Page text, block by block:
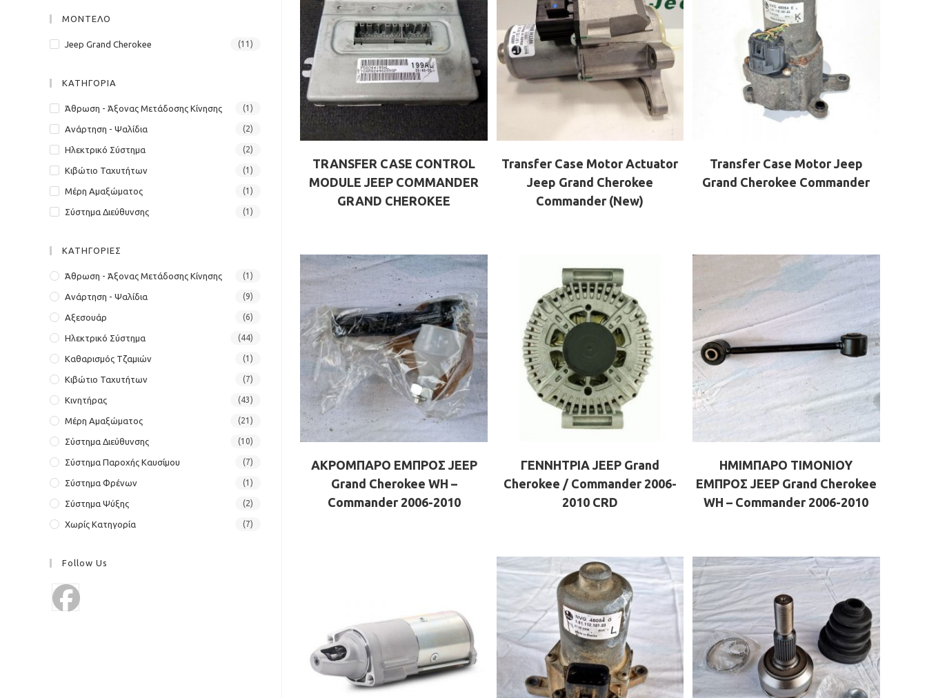
TRANSFER CASE CONTROL
MODULE JEEP COMMANDER
GRAND CHEROKEE
Transfer Case Motor Actuator
Jeep Grand Cherokee
Commander (New)
Transfer Case Motor Jeep
Grand Cherokee Commander
ΑΚΡΟΜΠΑΡΟ ΕΜΠΡΟΣ JEEP
Grand Cherokee WH –
Commander 2006-2010
ΓΕΝΝΗΤΡΙΑ JEEP Grand
Cherokee / Commander 2006-
2010 CRD
ΗΜΙΜΠΑΡΟ ΤΙΜΟΝΙΟΥ
ΕΜΠΡΟΣ JEEP Grand Cherokee
WH – Commander 2006-2010
ΜΟΝΤΕΛΟ
Jeep Grand Cherokee (11)
ΚΑΤΗΓΟΡΙΑ
Άθρωση - Άξονας Μετάδοσης Κίνησης (1)
Ανάρτηση - Ψαλίδια (2)
Ηλεκτρικό Σύστημα (2)
Κιβώτιο Ταχυτήτων (1)
Μέρη Αμαξώματος (1)
Σύστημα Διεύθυνσης (1)
ΚΑΤΗΓΟΡΙΕΣ
Άθρωση - Άξονας Μετάδοσης Κίνησης (1)
Ανάρτηση - Ψαλίδια (9)
Αξεσουάρ (6)
Ηλεκτρικό Σύστημα (44)
Καθαρισμός Τζαμιών (1)
Κιβώτιο Ταχυτήτων (7)
Κινητήρας (43)
Μέρη Αμαξώματος (21)
Σύστημα Διεύθυνσης (10)
Σύστημα Παροχής Καυσίμου (7)
Σύστημα Φρένων (1)
Σύστημα Ψύξης (2)
Χωρίς Κατηγορία (7)
Follow Us